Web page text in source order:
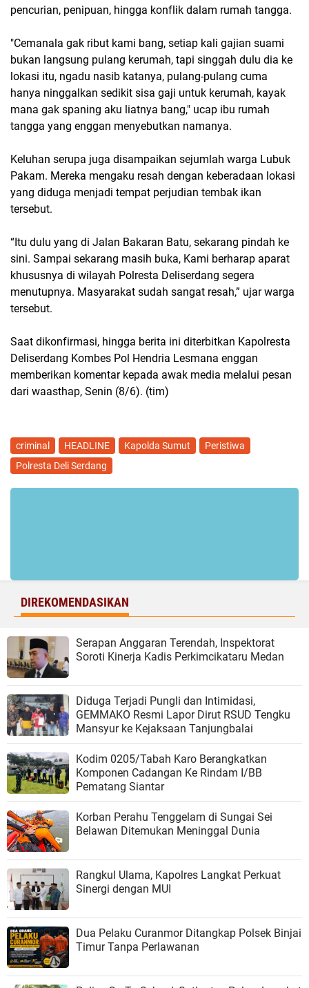
pencurian, penipuan, hingga konflik dalam rumah tangga.
‎"Cemanala gak ribut kami bang, setiap kali gajian suami
bukan langsung pulang kerumah, tapi singgah dulu dia ke
lokasi itu, ngadu nasib katanya, pulang-pulang cuma
hanya ninggalkan sedikit sisa gaji untuk kerumah, kayak
mana gak spaning aku liatnya bang," ucap ibu rumah
tangga yang enggan menyebutkan namanya.
‎Keluhan serupa juga disampaikan sejumlah warga Lubuk
Pakam. Mereka mengaku resah dengan keberadaan lokasi
yang diduga menjadi tempat perjudian tembak ikan
tersebut.
‎“Itu dulu yang di Jalan Bakaran Batu, sekarang pindah ke
sini. Sampai sekarang masih buka, Kami berharap aparat
khususnya di wilayah Polresta Deliserdang segera
menutupnya. Masyarakat sudah sangat resah,” ujar warga
tersebut.
‎Saat dikonfirmasi, hingga berita ini diterbitkan Kapolresta
Deliserdang Kombes Pol Hendria Lesmana enggan
memberikan komentar kepada awak media melalui pesan
dari waasthap, Senin (8/6). (tim)
criminal HEADLINE Kapolda Sumut
Peristiwa
Polresta Deli Serdang
DIREKOMENDASIKAN
Serapan Anggaran Terendah, Inspektorat
Soroti Kinerja Kadis Perkimcikataru Medan
Diduga Terjadi Pungli dan Intimidasi,
GEMMAKO Resmi Lapor Dirut RSUD Tengku
Mansyur ke Kejaksaan Tanjungbalai
Kodim 0205/Tabah Karo Berangkatkan
Komponen Cadangan Ke Rindam I/BB
Pematang Siantar
Korban Perahu Tenggelam di Sungai Sei
Belawan Ditemukan Meninggal Dunia
Rangkul Ulama, Kapolres Langkat Perkuat
Sinergi dengan MUI
Dua Pelaku Curanmor Ditangkap Polsek Binjai
Timur Tanpa Perlawanan